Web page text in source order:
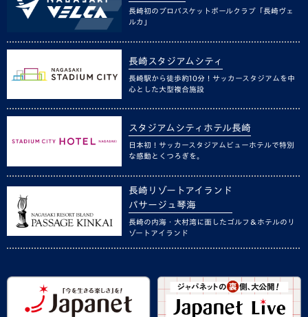
長崎初のプロバスケットボールクラブ「長崎ヴェ
ルカ」
長崎スタジアムシティ
長崎駅から徒歩約10分！サッカースタジアムを中
心とした大型複合施設
スタジアムシティホテル長崎
日本初！サッカースタジアムビューホテルで特別
な感動とくつろぎを。
長崎リゾートアイランド
パサージュ琴海
長崎の内海・大村湾に面したゴルフ＆ホテルのリ
ゾートアイランド